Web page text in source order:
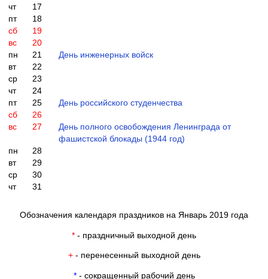
чт
17
пт
18
сб
19
вс
20
пн
21
День инженерных войск
вт
22
ср
23
чт
24
пт
25
День российского студенчества
сб
26
вс
27
День полного освобождения Ленинграда от
фашистской блокады (1944 год)
пн
28
вт
29
ср
30
чт
31
Обозначения календаря праздников на Январь 2019 года
* - праздничный выходной день
+- перенесенный выходной день
*- сокращенный рабочий день